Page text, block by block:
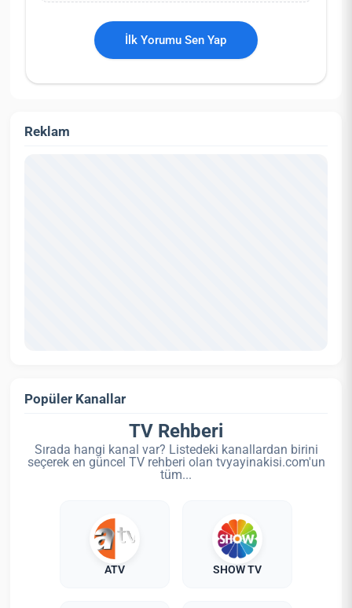
İlk Yorumu Sen Yap
Reklam
Popüler Kanallar
TV Rehberi
Sırada hangi kanal var? Listedeki kanallardan birini
seçerek en güncel TV rehberi olan tvyayinakisi.com'un
tüm...
ATV SHOW TV